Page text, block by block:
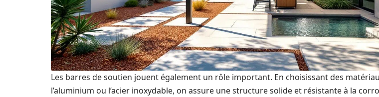
Les barres de soutien jouent également un rôle important. En choisissant des
l’aluminium ou l’acier inoxydable, on assure une structure solide et résistante à la